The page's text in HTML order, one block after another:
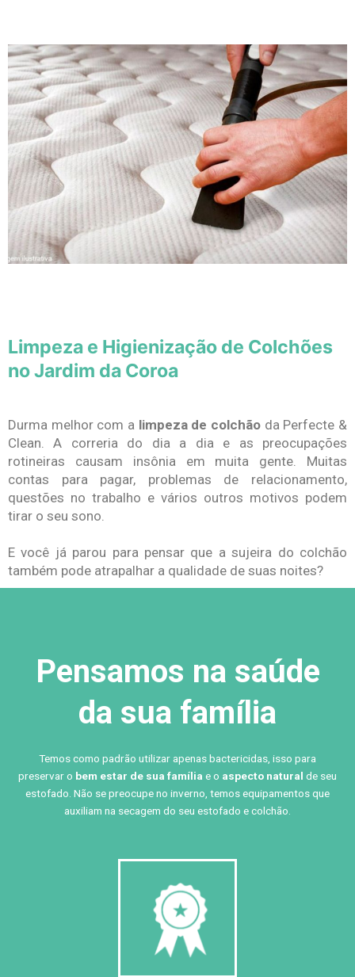
Limpeza e Higienização de Colchões
no Jardim da Coroa
Durma melhor com a limpeza de colchão da Perfecte &
Clean. A correria do dia a dia e as preocupações
rotineiras causam insônia em muita gente. Muitas
contas para pagar, problemas de relacionamento,
questões no trabalho e vários outros motivos podem
tirar o seu sono.
E você já parou para pensar que a sujeira do colchão
também pode atrapalhar a qualidade de suas noites?
Pensamos na saúde
da sua família
Temos como padrão utilizar apenas bactericidas, isso para
preservar o bem estar de sua família e o aspecto natural de seu
estofado. Não se preocupe no inverno, temos equipamentos que
auxiliam na secagem do seu estofado e colchão.